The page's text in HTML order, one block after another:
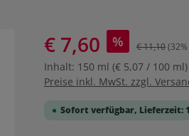
€ 7,60 % € 11,10
Inhalt: 150 ml (€ 5,07 / 100 ml)
Preise inkl. MwSt. zzgl.
Sofort verfügbar, Lieferzeit: